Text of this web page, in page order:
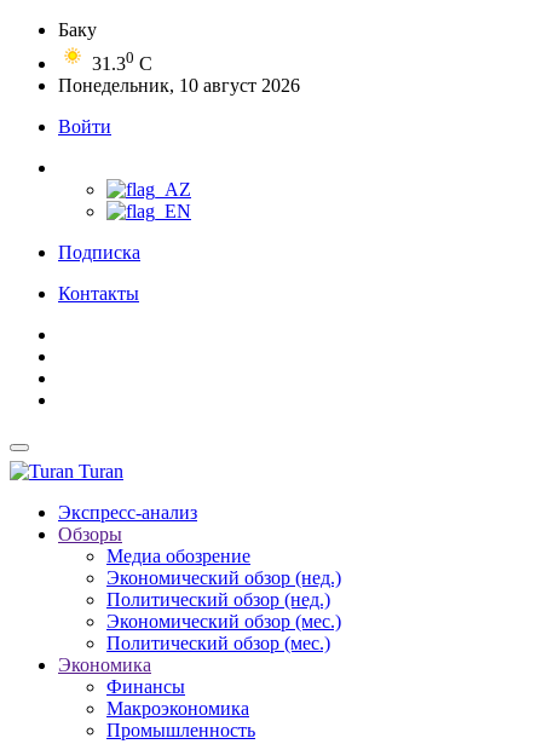
Баку
31.30 C
Понедельник, 10 август 2026
Войти
Подписка
Контакты
Turan
Экспресс-анализ
Обзоры
Медиа обозрение
Экономический обзор (нед.)
Политический обзор (нед.)
Экономический обзор (мес.)
Политический обзор (мес.)
Экономика
Финансы
Макроэкономика
Промышленность